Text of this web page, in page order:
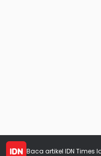
Baca artikel IDN Times